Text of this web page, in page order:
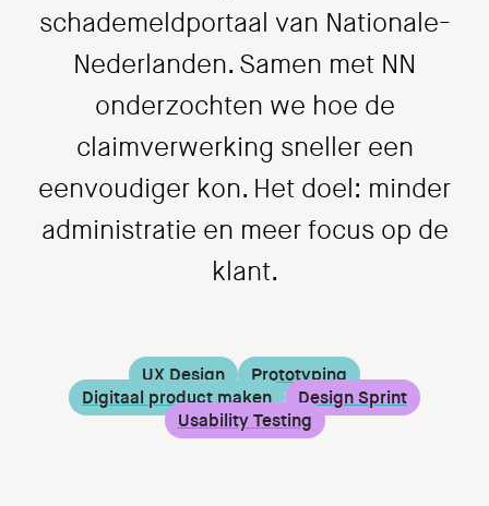
schademeldportaal van Nationale-
Nederlanden. Samen met NN
onderzochten we hoe de
claimverwerking sneller een
eenvoudiger kon. Het doel: minder
administratie en meer focus op de
klant.
UX Design
Prototyping
Digitaal product maken
Design Sprint
Usability Testing